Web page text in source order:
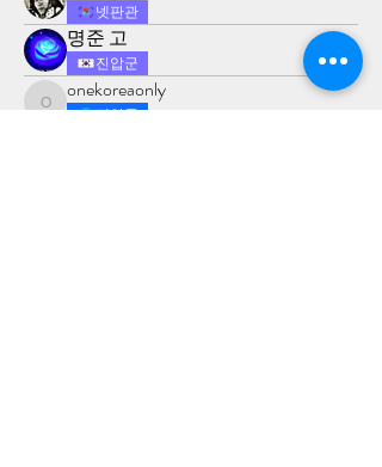
넷판관
명준 고
진압군
onekoreaonly
onekoreaonly
진압군